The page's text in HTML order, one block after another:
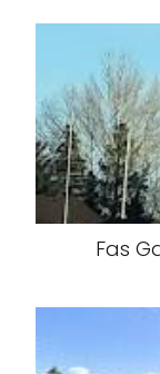
Fas